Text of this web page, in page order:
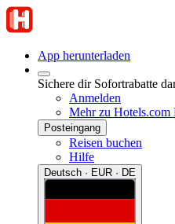
App herunterladen
Sichere dir Sofortrabatte
Anmelden
Mehr zu Hotels.com
Posteingang
Reisen buchen
Hilfe
Deutsch · EUR · DE